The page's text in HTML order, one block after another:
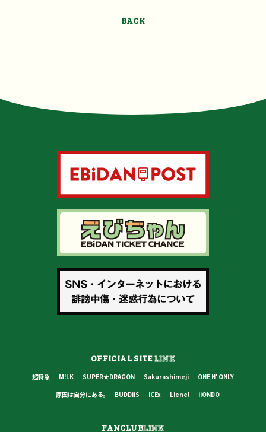
BACK
OFFICIAL SITELINK
超特急 M!LK SUPER★DRAGON Sakurashimeji
ONE N' ONLY
原因は自分にある。
BUDDiiS ICEx Lienel iiONDO
FANCLUBLINK